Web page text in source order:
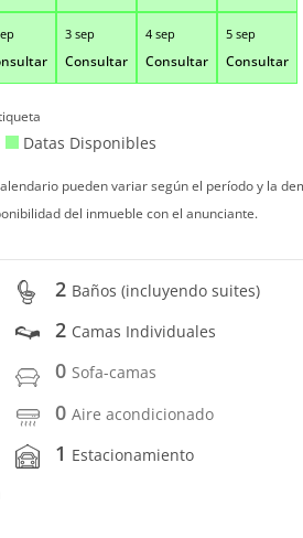
3 sep
Consultar
4 sep
Consultar
5 sep
Consultar
Datas Disponibles
pueden variar según el período y la
del inmueble con el anunciante.
2 Baños (incluyendo suites)
2 Camas Individuales
0 Sofa-camas
0Aire acondicionado
1 Estacionamiento